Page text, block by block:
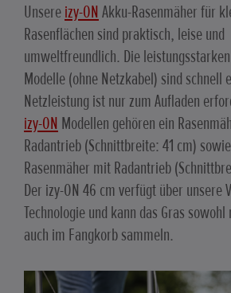
Unsereizy-ONAkku-Rasenmäher für
Rasenflächen sind praktisch, leise und
umweltfreundlich. Die
Modelle (ohne Netzkabel) sind schnell
Netzleistung ist nur zum Aufladen
izy-ON Modellen gehören ein
Radantrieb (Schnittbreite: 41 cm)
Rasenmäher mit Radantrieb
Der izy-ON 46 cm verfügt über unsere
Technologie und kann das Gras
auch im Fangkorb sammeln.